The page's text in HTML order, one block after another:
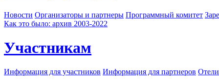
Новости Организаторы и партнеры Программный комитет
Как это было: архив 2003-2022
Участникам
Информация для участников Информация для партнеров